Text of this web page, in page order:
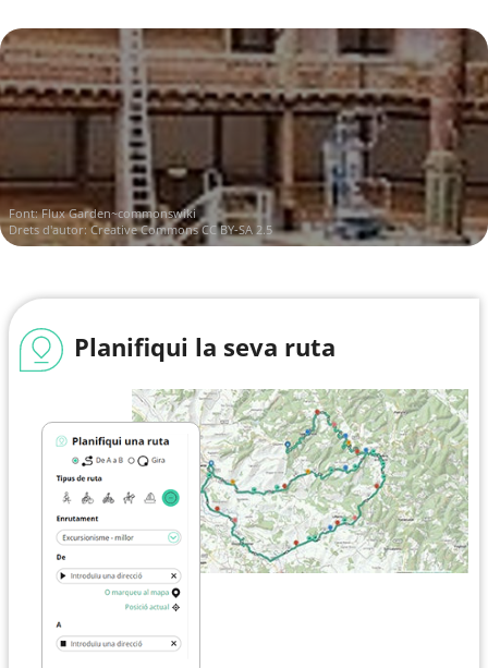
Font:Flux Garden~commonswiki
Drets d'autor:Creative Commons CC BY-SA 2.5
Planifiqui la seva ruta